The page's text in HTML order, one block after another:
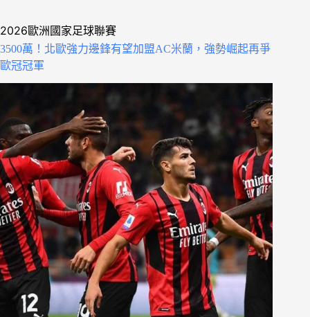
2026歐洲國家足球聯賽
3500萬！北歐強力邊鋒有望加盟AC米蘭，強勢崛起再爭
歐冠冠軍